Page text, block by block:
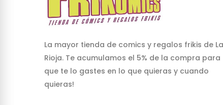
La mayor tienda de comics y regalos frikis de La
Rioja. Te acumulamos el 5% de la compra para
que te lo gastes en lo que quieras y cuando
quieras!